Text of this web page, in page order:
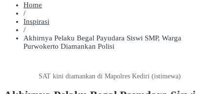
Home
/
Inspirasi
/
Akhirnya Pelaku Begal Payudara Siswi SMP, Warga
Purwokerto Diamankan Polisi
SAT kini diamankan di Mapolres Kediri (istimewa)